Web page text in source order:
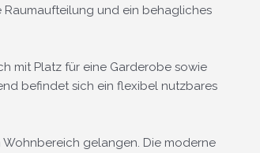
und ein behagliches
mit Platz für eine Garderobe sowie
befindet sich ein flexibel nutzbares
gelangen. Die moderne